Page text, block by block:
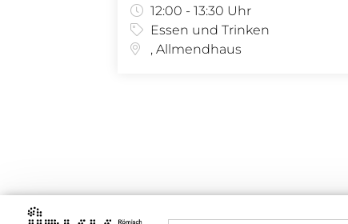
12:00 - 13:30 Uhr
Essen und Trinken
, Allmendhaus